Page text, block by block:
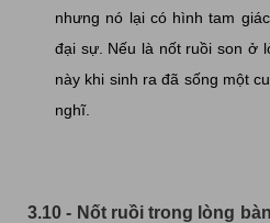
nhưng nó lại có hình tam
đại sự. Nếu là nốt ruồi son ở
này khi sinh ra đã sống một
nghĩ.
3.10 - Nốt ruồi trong lòng